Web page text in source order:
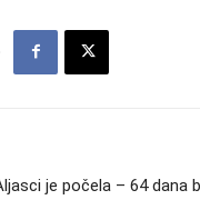
je počela – 64 dana